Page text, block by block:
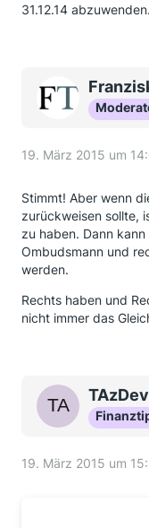
31.12.14
19. März 2015 um
Stimmt! Aber wenn
zurückweisen sollte,
zu haben. Dann
Ombudsmann und
werden.
Rechts haben und
nicht immer das
19. März 2015 um